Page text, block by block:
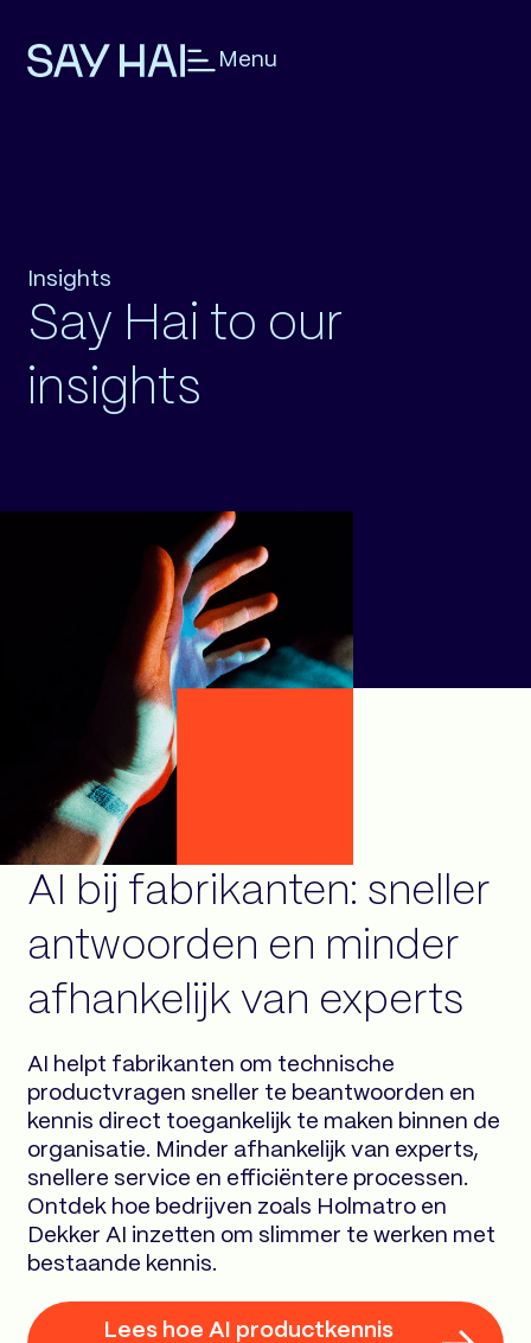
Menu
Insights
Say Hai to our
insights
AI bij fabrikanten: sneller
antwoorden en minder
afhankelijk van experts
AI helpt fabrikanten om technische
productvragen sneller te beantwoorden en
kennis direct toegankelijk te maken binnen de
organisatie. Minder afhankelijk van experts,
snellere service en efficiëntere processen.
Ontdek hoe bedrijven zoals Holmatro en
Dekker AI inzetten om slimmer te werken met
bestaande kennis.
Lees hoe AI productkennis